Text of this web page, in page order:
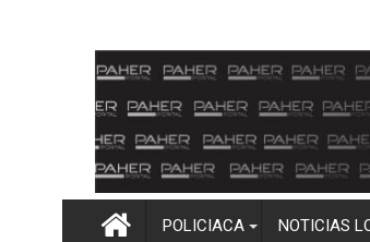
POLICIACA NOTICIAS